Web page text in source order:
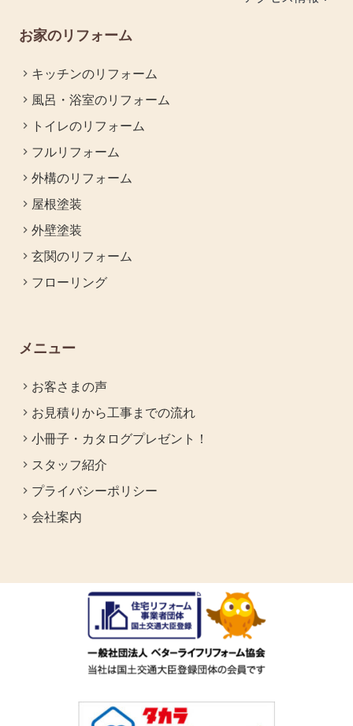
お家のリフォーム
キッチンのリフォーム
風呂・浴室のリフォーム
トイレのリフォーム
フルリフォーム
外構のリフォーム
屋根塗装
外壁塗装
玄関のリフォーム
フローリング
メニュー
お客さまの声
お見積りから工事までの流れ
小冊子・カタログプレゼント！
スタッフ紹介
プライバシーポリシー
会社案内